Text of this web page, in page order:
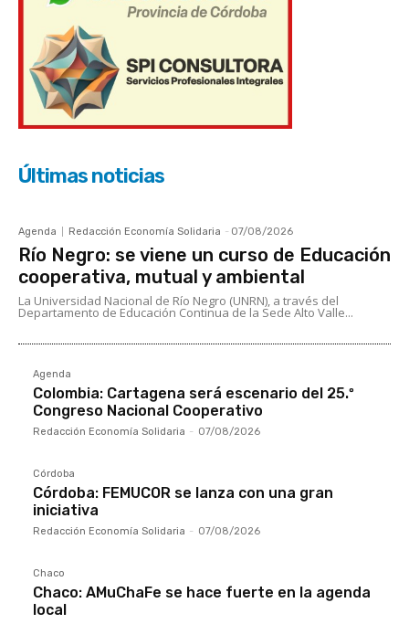
Últimas noticias
Agenda Redacción Economía Solidaria - 07/08/2026
Río Negro: se viene un curso de Educación
cooperativa, mutual y ambiental
La Universidad Nacional de Río Negro (UNRN), a través del
Departamento de Educación Continua de la Sede Alto Valle...
Agenda
Colombia: Cartagena será escenario del 25.º
Congreso Nacional Cooperativo
Redacción Economía Solidaria - 07/08/2026
Córdoba
Córdoba: FEMUCOR se lanza con una gran
iniciativa
Redacción Economía Solidaria - 07/08/2026
Chaco
Chaco: AMuChaFe se hace fuerte en la agenda
local